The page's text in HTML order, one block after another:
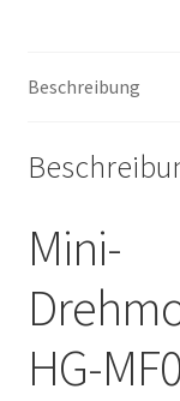
Beschreibung
Mini-
HG-